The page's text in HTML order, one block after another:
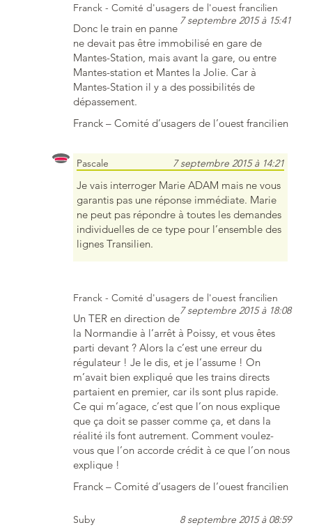
Franck - Comité d'usagers de l'ouest francilien
7 septembre 2015 à 15:41
Donc le train en panne
ne devait pas être immobilisé en gare de
Mantes-Station, mais avant la gare, ou entre
Mantes-station et Mantes la Jolie. Car à
Mantes-Station il y a des possibilités de
dépassement.
Franck – Comité d’usagers de l’ouest francilien
Pascale 7 septembre 2015 à 14:21
Je vais interroger Marie ADAM mais ne vous
garantis pas une réponse immédiate. Marie
ne peut pas répondre à toutes les demandes
individuelles de ce type pour l’ensemble des
lignes Transilien.
Franck - Comité d'usagers de l'ouest francilien
7 septembre 2015 à 18:08
Un TER en direction de
la Normandie à l’arrêt à Poissy, et vous êtes
parti devant ? Alors la c’est une erreur du
régulateur ! Je le dis, et je l’assume ! On
m’avait bien expliqué que les trains directs
partaient en premier, car ils sont plus rapide.
Ce qui m’agace, c’est que l’on nous explique
que ça doit se passer comme ça, et dans la
réalité ils font autrement. Comment voulez-
vous que l’on accorde crédit à ce que l’on nous
explique !
Franck – Comité d’usagers de l’ouest francilien
Suby 8 septembre 2015 à 08:59